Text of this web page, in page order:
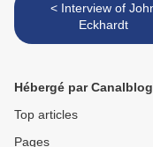
< Interview of John
Eckhardt
Hébergé par Canalblog
Top articles
Pages